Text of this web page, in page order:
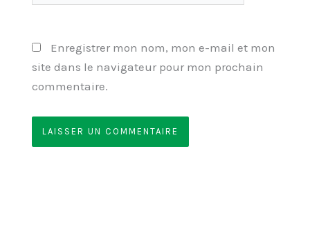
Enregistrer mon nom, mon e-mail et mon
site dans le navigateur pour mon prochain
commentaire.